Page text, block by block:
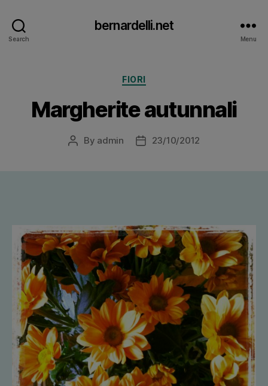
Search
bernardelli.net
Menu
Categories
FIORI
Margherite autunnali
Post
By admin
Post23/10/2012